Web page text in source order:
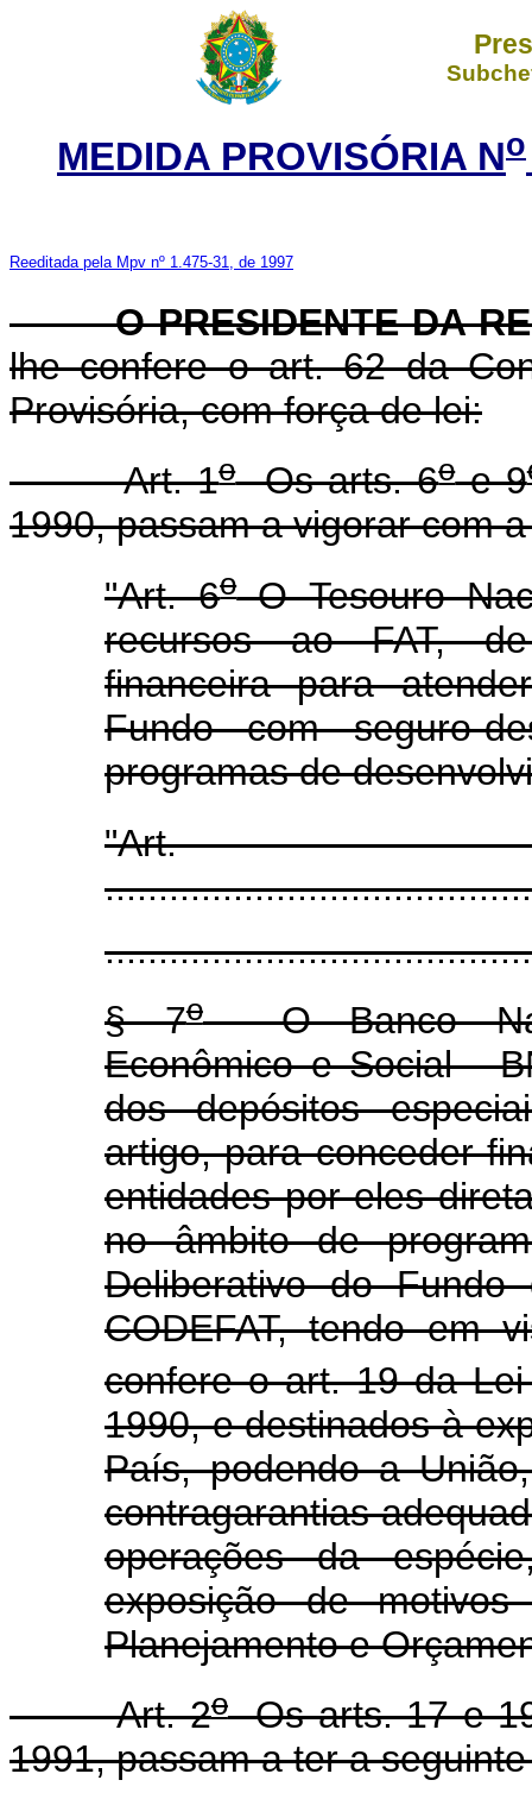
MEDIDA PROVISÓRIA No
Reeditada pela Mpv nº 1.475-31, de 1997
O PRESIDENTE DA
lhe confere o art. 62 da
Provisória, com força de lei:
Art. 1oOs arts. 6oe 9
1990, passam a vigorar com
"Art. 6oO Tesouro
recursos ao FAT,
financeira para
Fundo com seguro-
programas de
§ 7oO Banco
Econômico e Social -
dos depósitos
artigo, para conceder
entidades por eles
no âmbito de
Deliberativo do
CODEFAT, tendo em
confere o art. 19 da
1990, e destinados à
País, podendo a
contragarantias
operações da
exposição de
Planejamento e
Art. 2oOs arts. 17 e
1991, passam a ter a